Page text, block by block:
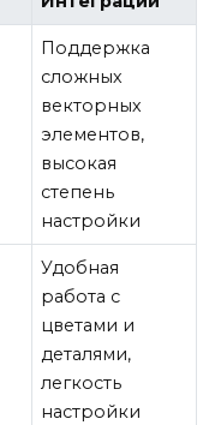
Поддержка
сложных
векторных
элементов,
высокая
степень
настройки
Удобная
работа с
цветами и
деталями,
легкость
настройки